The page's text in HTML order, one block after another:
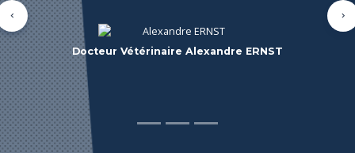
Précédent